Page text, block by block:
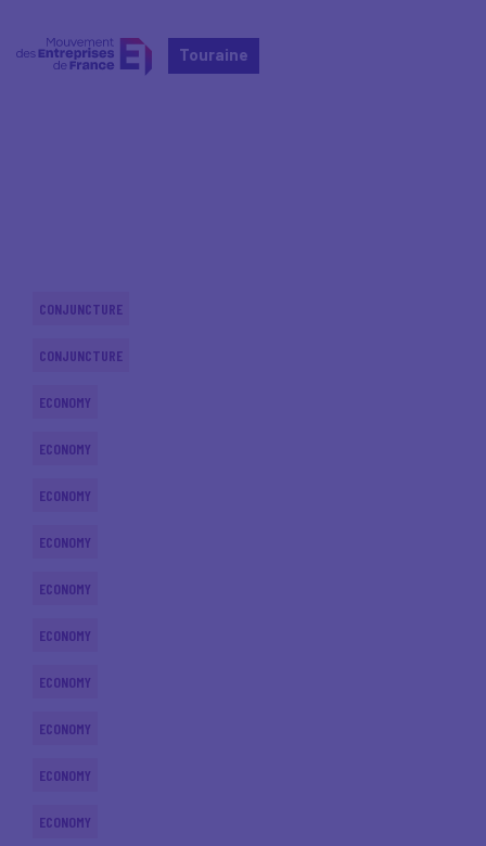
Touraine
CONJUNCTURE
CONJUNCTURE
ECONOMY
ECONOMY
ECONOMY
ECONOMY
ECONOMY
ECONOMY
ECONOMY
ECONOMY
ECONOMY
ECONOMY